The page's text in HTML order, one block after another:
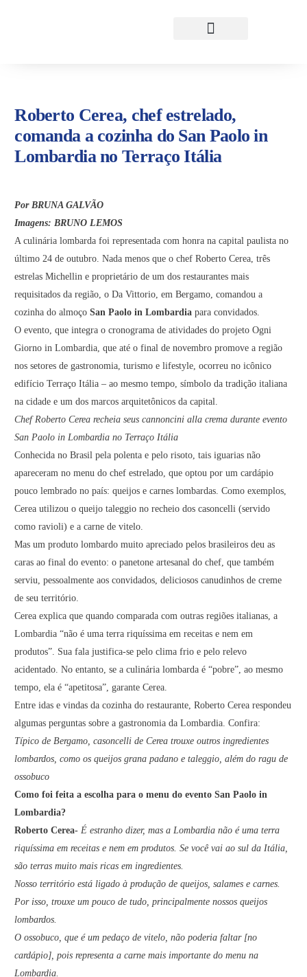
Roberto Cerea, chef estrelado,
comanda a cozinha do San Paolo in
Lombardia no Terraço Itália
Por BRUNA GALVÃO
Imagens: BRUNO LEMOS
A culinária lombarda foi representada com honra na capital paulista no
último 24 de outubro. Nada menos que o chef Roberto Cerea, três
estrelas Michellin e proprietário de um dos restaurantes mais
requisitados da região, o Da Vittorio, em Bergamo, comandou a
cozinha do almoçoSan Paolo in Lombardia para convidados.
O evento, que integra o cronograma de atividades do projetoOgni
Giorno in Lombardia, que até o final de novembro promove a região
nos setores de gastronomia, turismo e lifestyle, ocorreu no icônico
edifício Terraço Itália – ao mesmo tempo, símbolo da tradição italiana
na cidade e um dos marcos arquitetônicos da capital.
Chef Roberto Cerea recheia seus cannoncini alla crema durante evento
San Paolo in Lombardia no Terraço Itália
Conhecida no Brasil pelapolenta e pelo risoto, tais iguarias não
apareceram no menu do chef estrelado, que optou por um cardápio
pouco lembrado no país: queijos e carnes lombardas. Como exemplos,
Cerea utilizou oqueijo taleggio no recheio dos casoncelli (servido
como ravioli) e a carne de vitelo.
Mas um produto lombardo muito apreciado pelos brasileiros deu as
caras ao final do evento: o panetone artesanal do chef, que também
serviu, pessoalmente aos convidados, deliciosos canudinhos de creme
de seu território.
Cerea explica que quando comparada com outras regiões italianas, a
Lombardia “não é uma terra riquíssima em receitas e nem em
produtos”. Sua fala justifica-se pelo clima frio e pelo relevo
acidentado. No entanto, se a culinária lombarda é “pobre”, ao mesmo
tempo, ela é “apetitosa”, garante Cerea.
Entre idas e vindas da cozinha do restaurante, Roberto Cerea respondeu
algumas perguntas sobre a gastronomia da Lombardia. Confira:
Típico de Bergamo, casoncelli de Cerea trouxe outros ingredientes
lombardos, como os queijos grana padano e taleggio, além do ragu de
ossobuco
Como foi feita a escolha para o menu do evento San Paolo in
Lombardia?
Roberto Cerea- É estranho dizer, mas a Lombardia não é uma terra
riquíssima em receitas e nem em produtos. Se você vai ao sul da Itália,
são terras muito mais ricas em ingredientes.
Nosso território está ligado à produção de queijos, salames e carnes.
Por isso, trouxe um pouco de tudo, principalmente nossos queijos
lombardos.
O ossobuco, que é um pedaço de vitelo, não poderia faltar [no
cardápio], pois representa a carne mais importante do menu na
Lombardia.